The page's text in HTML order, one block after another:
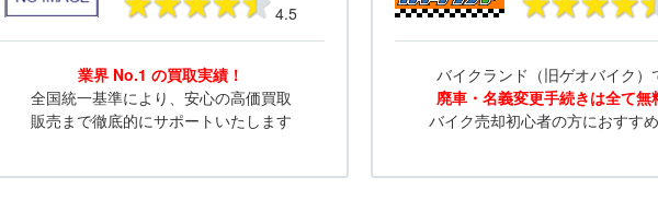
4.5
業界 No.1 の買取実績！
全国統一基準により、安心の高価買取
販売まで徹底的にサポートいたします
バイクランド（旧ゲオバイク）
廃車・名義変更手続きは全て無
バイク売却初心者の方におすす